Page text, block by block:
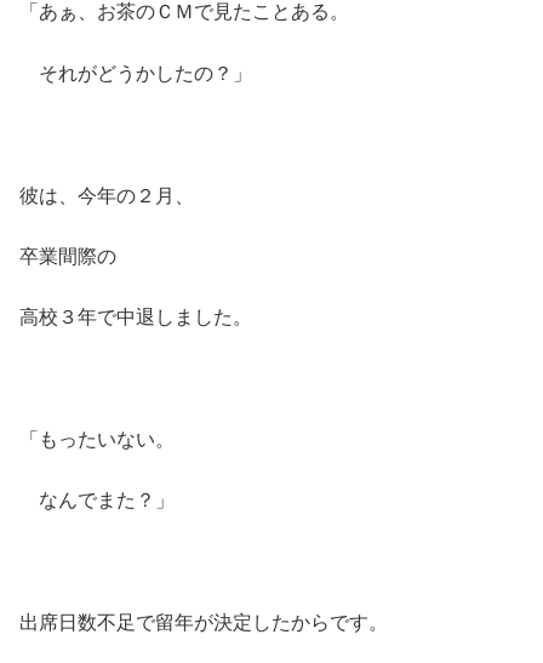
「あぁ、お茶のＣＭで見たことある。
それがどうかしたの？」
彼は、今年の２月、
卒業間際の
高校３年で中退しました。
「もったいない。
なんでまた？」
出席日数不足で留年が決定したからです。